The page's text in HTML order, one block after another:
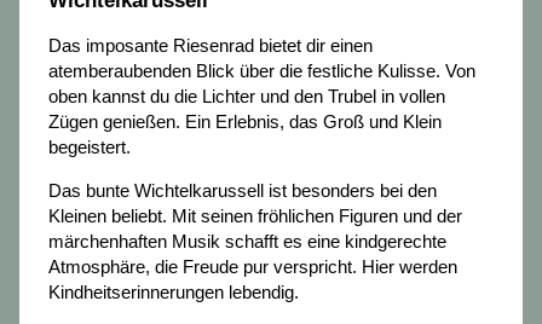
Das imposante Riesenrad bietet dir einen
atemberaubenden Blick über die festliche Kulisse. Von
oben kannst du die Lichter und den Trubel in vollen
Zügen genießen. Ein Erlebnis, das Groß und Klein
begeistert.
Das bunte Wichtelkarussell ist besonders bei den
Kleinen beliebt. Mit seinen fröhlichen Figuren und der
märchenhaften Musik schafft es eine kindgerechte
Atmosphäre, die Freude pur verspricht. Hier werden
Kindheitserinnerungen lebendig.